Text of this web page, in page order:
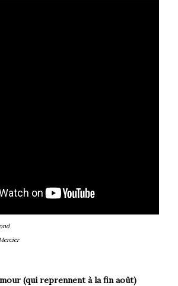
(qui reprennent à la fin août)